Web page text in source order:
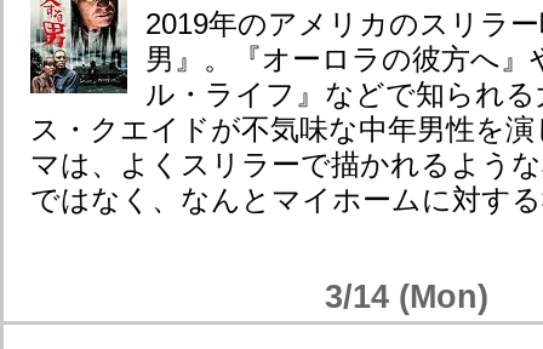
2019年のアメリカのスリラ
男』。『オーロラの彼方へ
ル・ライフ』などで知られ
ス・クエイドが不気味な中年男性を
マは、よくスリラーで描かれるよう
ではなく、なんとマイホームに対す
3/14 (Mon)